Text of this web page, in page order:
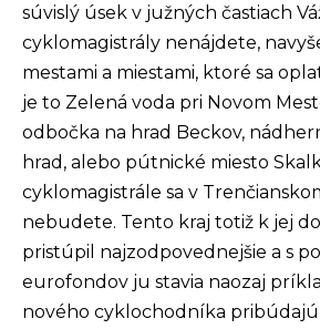
súvislý úsek v južných častiach
cyklomagistrály nenájdete,
mestami a miestami, ktoré sa
je to Zelená voda pri Novom
odbočka na hrad Beckov,
hrad, alebo pútnické miesto
cyklomagistrále sa v
nebudete. Tento kraj totiž k jej
pristúpil najzodpovednejšie a s
eurofondov ju stavia naozaj
nového cyklochodníka